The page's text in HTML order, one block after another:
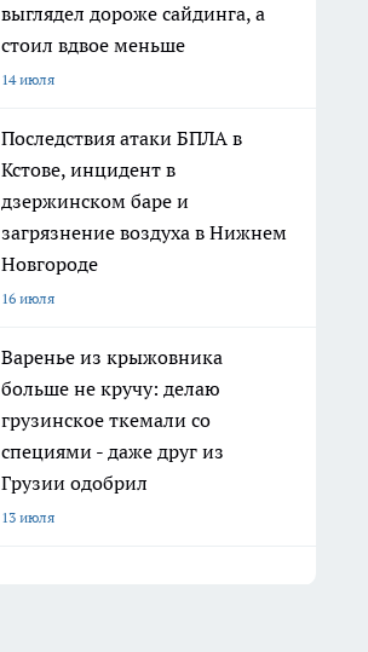
выглядел дороже сайдинга, а
стоил вдвое меньше
14 июля
Последствия атаки БПЛА в
Кстове, инцидент в
дзержинском баре и
загрязнение воздуха в Нижнем
Новгороде
16 июля
Варенье из крыжовника
больше не кручу: делаю
грузинское ткемали со
специями - даже друг из
Грузии одобрил
13 июля